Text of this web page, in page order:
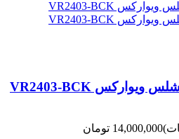
14,000,000 تومان